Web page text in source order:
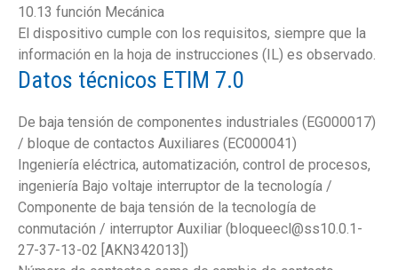
10.13 función Mecánica
El dispositivo cumple con los requisitos, siempre que la
información en la hoja de instrucciones (IL) es observado.
Datos técnicos ETIM 7.0
De baja tensión de componentes industriales (EG000017)
/ bloque de contactos Auxiliares (EC000041)
Ingeniería eléctrica, automatización, control de procesos,
ingeniería Bajo voltaje interruptor de la tecnología /
Componente de baja tensión de la tecnología de
conmutación / interruptor Auxiliar (bloqueecl@ss10.0.1-
27-37-13-02 [AKN342013])